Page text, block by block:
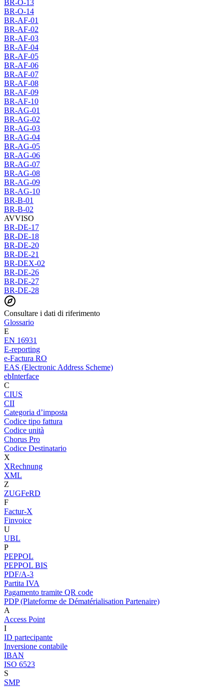
BR-O-13
BR-O-14
BR-AF-01
BR-AF-02
BR-AF-03
BR-AF-04
BR-AF-05
BR-AF-06
BR-AF-07
BR-AF-08
BR-AF-09
BR-AF-10
BR-AG-01
BR-AG-02
BR-AG-03
BR-AG-04
BR-AG-05
BR-AG-06
BR-AG-07
BR-AG-08
BR-AG-09
BR-AG-10
BR-B-01
BR-B-02
AVVISO
BR-DE-17
BR-DE-18
BR-DE-20
BR-DE-21
BR-DEX-02
BR-DE-26
BR-DE-27
BR-DE-28
Consultare i dati di riferimento
Glossario
E
EN 16931
E-reporting
e-Factura RO
EAS (Electronic Address Scheme)
ebInterface
C
CIUS
CII
Categoria d’imposta
Codice tipo fattura
Codice unità
Chorus Pro
Codice Destinatario
X
XRechnung
XML
Z
ZUGFeRD
F
Factur-X
Finvoice
U
UBL
P
PEPPOL
PEPPOL BIS
PDF/A-3
Partita IVA
Pagamento tramite QR code
PDP (Plateforme de Dématérialisation Partenaire)
A
Access Point
I
ID partecipante
Inversione contabile
IBAN
ISO 6523
S
SMP